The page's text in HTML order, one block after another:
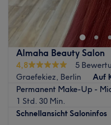
Almaha Beauty Salon
4,8
5
Graefekiez, Berlin
Auf
Permanent Make-Up -
1 Std. 30 Min.
Schnellansicht Saloninfos